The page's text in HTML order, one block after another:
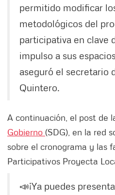
permitido modificar
metodológicos del
participativa en clave
impulso a sus
aseguró el secretario
Quintero.
A continuación, el post de
Gobierno (SDG), en la red
sobre el cronograma y las
Participativos Proyecta
📣¡Ya puedes